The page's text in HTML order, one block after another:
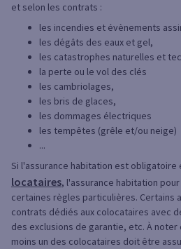
et selon les contrats :
les incendies et évènements
les dégâts des eaux et gel,
les catastrophes naturelles et
la perte ou le vol des clés
les cambriolages,
les bris de glaces,
les dommages électriques
les tempêtes (grêle et/ou neige)
...
Si l'assurance habitation est obligatoire
locataires, l'assurance habitation
certaines règles particulières. Certains
contrats dédiés aux colocataires avec
des exclusions de garantie, etc. À
moins un des colocataires doit être